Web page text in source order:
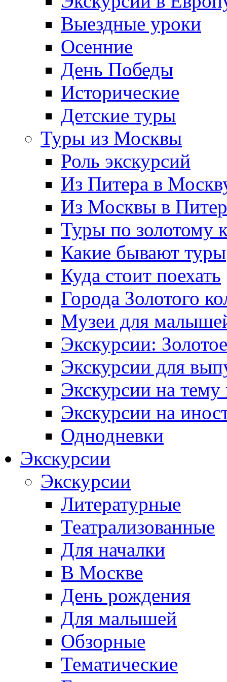
Выездные уроки
Осенние
День Победы
Исторические
Детские туры
Туры из Москвы
Роль экскурсий
Из Питера в
Из Москвы в Питер
Туры по золотому
Какие бывают туры
Куда стоит поехать
Города Золотого
Музеи для
Экскурсии:
Экскурсии для
Экскурсии на тему
Экскурсии на
Однодневки
Экскурсии
Экскурсии
Литературные
Театрализованные
Для началки
В Москве
День рождения
Для малышей
Обзорные
Тематические